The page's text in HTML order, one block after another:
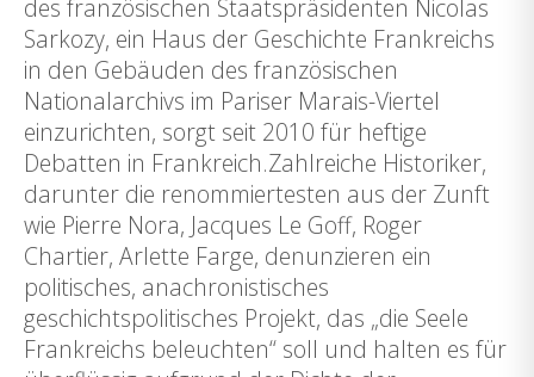
des französischen Staatspräsidenten Nicolas
Sarkozy, ein Haus der Geschichte Frankreichs
in den Gebäuden des französischen
Nationalarchivs im Pariser Marais-Viertel
einzurichten, sorgt seit 2010 für heftige
Debatten in Frankreich.Zahlreiche Historiker,
darunter die renommiertesten aus der Zunft
wie Pierre Nora, Jacques Le Goff, Roger
Chartier, Arlette Farge, denunzieren ein
politisches, anachronistisches
geschichtspolitisches Projekt, das „die Seele
Frankreichs beleuchten“ soll und halten es für